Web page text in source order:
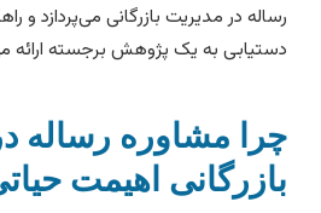
در مدیریت بازرگانی می‌پردازد و
به یک پژوهش برجسته ارائه
مشاوره رساله در
اهیمت حیاتی